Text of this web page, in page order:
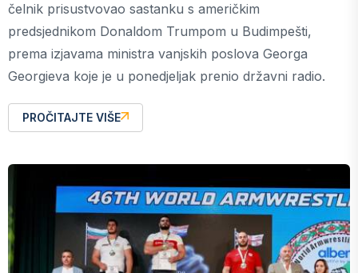
čelnik prisustvovao sastanku s američkim
predsjednikom Donaldom Trumpom u Budimpešti,
prema izjavama ministra vanjskih poslova Georga
Georgieva koje je u ponedjeljak prenio državni radio.
PROČITAJTE VIŠE